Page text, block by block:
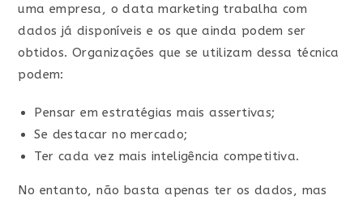
uma empresa, o data marketing trabalha com
dados já disponíveis e os que ainda podem ser
obtidos. Organizações que se utilizam dessa técnica
podem:
Pensar em estratégias mais assertivas;
Se destacar no mercado;
Ter cada vez mais inteligência competitiva.
No entanto, não basta apenas ter os dados, mas